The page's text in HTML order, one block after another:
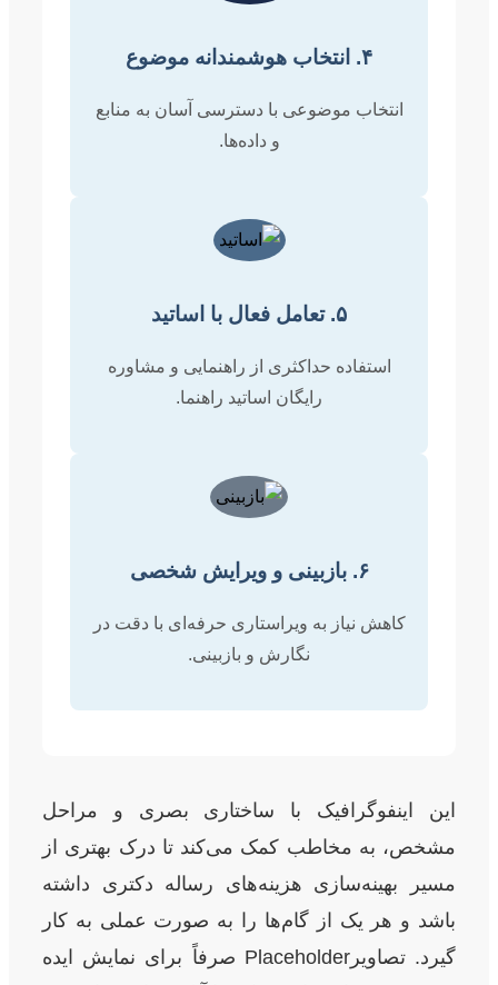
۴. انتخاب هوشمندانه موضوع
انتخاب موضوعی با دسترسی آسان به منابع
و داده‌ها.
۵. تعامل فعال با اساتید
استفاده حداکثری از راهنمایی و مشاوره
رایگان اساتید راهنما.
۶. بازبینی و ویرایش شخصی
کاهش نیاز به ویراستاری حرفه‌ای با دقت در
نگارش و بازبینی.
این اینفوگرافیک با ساختاری بصری و مراحل
مشخص، به مخاطب کمک می‌کند تا درک بهتری از
مسیر بهینه‌سازی هزینه‌های رساله دکتری داشته
باشد و هر یک از گام‌ها را به صورت عملی به کار
گیرد. تصاویرPlaceholder صرفاً برای نمایش ایده